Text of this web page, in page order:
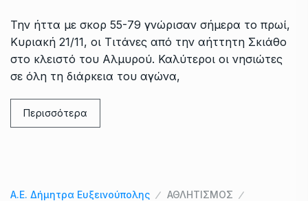
Την ήττα με σκορ 55-79 γνώρισαν σήμερα το πρωί,
Κυριακή 21/11, οι Τιτάνες από την αήττητη Σκιάθο
στο κλειστό του Αλμυρού. Καλύτεροι οι νησιώτες
σε όλη τη διάρκεια του αγώνα,
Περισσότερα
Α.Ε. Δήμητρα Ευξεινούπολης
ΑΘΛΗΤΙΣΜΟΣ